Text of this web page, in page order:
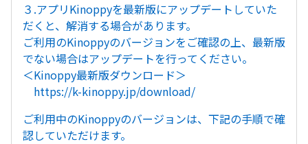
３.アプリKinoppyを最新版にアップデートしていた
だくと、解消する場合があります。
ご利用のKinoppyのバージョンをご確認の上、最新版
でない場合はアップデートを行ってください。
＜Kinoppy最新版ダウンロード＞
https://k-kinoppy.jp/download/
ご利用中のKinoppyのバージョンは、下記の手順で確
認していただけます。